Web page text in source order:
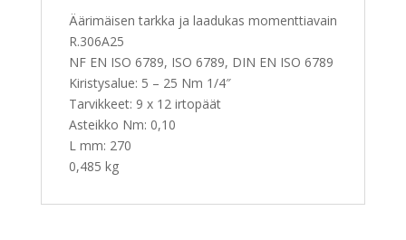
Äärimäisen tarkka ja laadukas momenttiavain
R.306A25
NF EN ISO 6789, ISO 6789, DIN EN ISO 6789
Kiristysalue: 5 – 25 Nm 1/4″
Tarvikkeet: 9 x 12 irtopäät
Asteikko Nm: 0,10
L mm: 270
0,485 kg